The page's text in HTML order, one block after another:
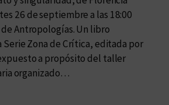
26 de septiembre a las 18:00
de Antropologías. Un libro
Zona de Crítica, editada por
a propósito del taller
organizado…